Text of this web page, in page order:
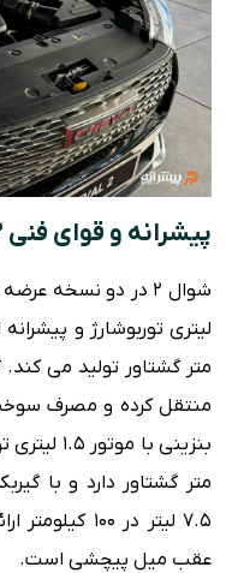
پیشرانه و قوای فنی CHEVAL 2
7.5 لیتر در
عقب میل پیچشی است.